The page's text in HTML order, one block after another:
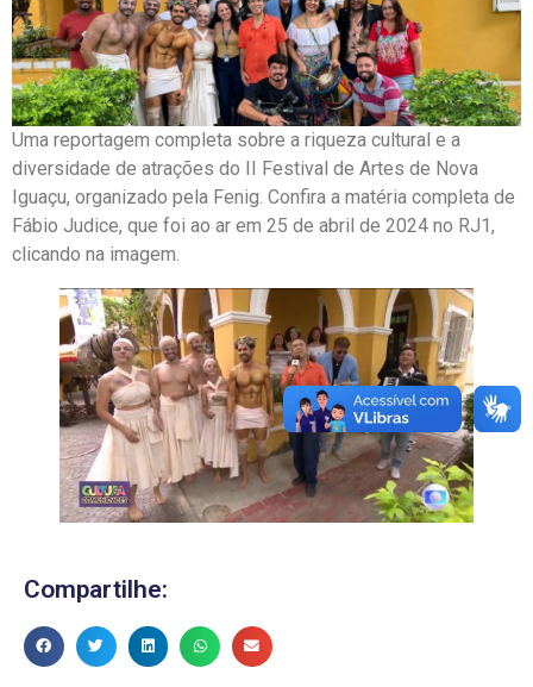
Uma reportagem completa sobre a riqueza cultural e a
diversidade de atrações do II Festival de Artes de Nova
Iguaçu, organizado pela Fenig. Confira a matéria completa de
Fábio Judice, que foi ao ar em 25 de abril de 2024 no RJ1,
clicando na imagem.
Compartilhe: